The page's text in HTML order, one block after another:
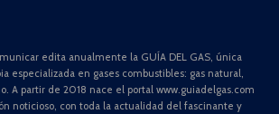
edita anualmente la GUÍA DEL GAS, única
especializada en gases combustibles: gas natural,
A partir de 2018 nace el portal www.guiadelgas.com
noticioso, con toda la actualidad del fascinante y